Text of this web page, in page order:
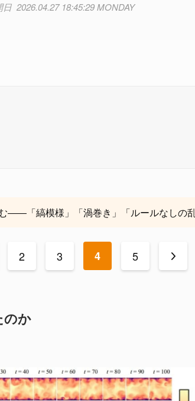
2026.04.27 18:45:29 MONDAY
――「縞模様」「渦巻き」「ルールなしの乱
2 3 4 5 >
のか